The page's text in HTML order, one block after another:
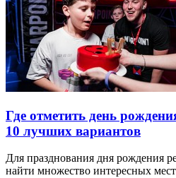
Где отметить день
10 лучших вариантов
Для празднования дня рождения
найти множество интересных